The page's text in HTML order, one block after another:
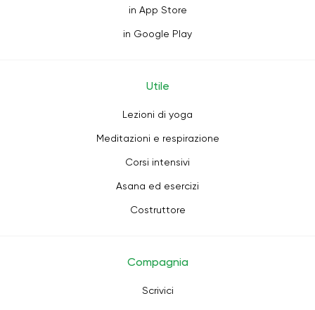
in App Store
in Google Play
Utile
Lezioni di yoga
Meditazioni e respirazione
Corsi intensivi
Asana ed esercizi
Costruttore
Compagnia
Scrivici